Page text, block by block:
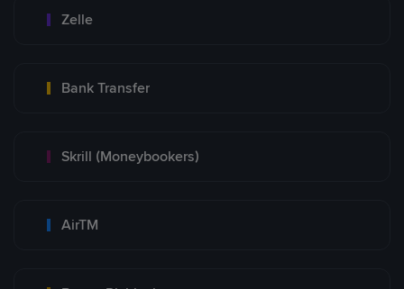
Zelle
Bank Transfer
Skrill (Moneybookers)
AirTM